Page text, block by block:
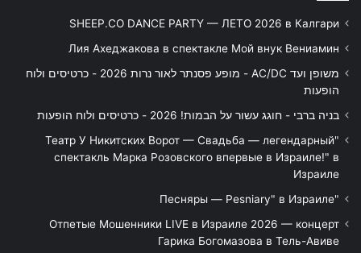
SHEEP.CO DANCE PARTY — ЛЕТО 2026 в Калгари
Лия Ахеджакова в спектакле Мой внук Вениамин
משופן ועד AC/DC - מופע פסנתר לאור נרות 2026 - כרטיסים ולוח
הופעות
בניה ברבי - חוגג עשור על הבמות! 2026 - כרטיסים ולוח הופעות
"Театр У Никитских Ворот — Свадьба — легендарный
спектакль Марка Розовского впервые в Израиле!" в
Израиле
"Песняры — Pesniary" в Израиле
Отпетые Мошенники LIVE в Израиле 2026 — концерт
Гарика Богомазова в Тель-Авиве